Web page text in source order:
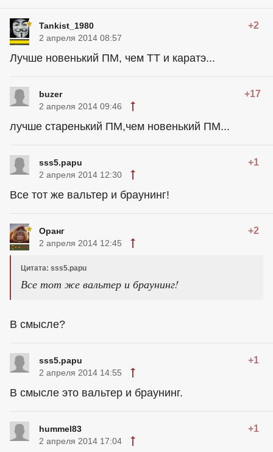
Tankist_1980 +2
2 апреля 2014 08:57
Лучше новенький ПМ, чем ТТ и каратэ...
buzer +17
2 апреля 2014 09:46
лучше старенький ПМ,чем новенький ПМ...
sss5.papu +1
2 апреля 2014 12:30
Все тот же вальтер и браунинг!
Оранг +2
2 апреля 2014 12:45
Цитата: sss5.papu
Все тот же вальтер и браунинг!
В смысле?
sss5.papu +1
2 апреля 2014 14:55
В смысле это вальтер и браунинг.
hummel83 +1
2 апреля 2014 17:04